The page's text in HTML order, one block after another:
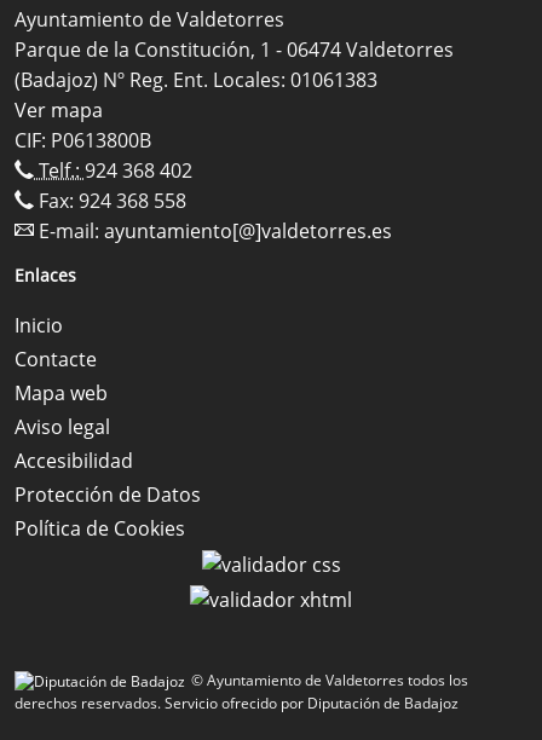
Ayuntamiento de Valdetorres
Parque de la Constitución, 1 - 06474 Valdetorres
(Badajoz) Nº Reg. Ent. Locales: 01061383
Ver mapa
CIF: P0613800B
Telf.: 924 368 402
Fax: 924 368 558
E-mail: ayuntamiento[@]valdetorres.es
Enlaces
Inicio
Contacte
Mapa web
Aviso legal
Accesibilidad
Protección de Datos
Política de Cookies
© Ayuntamiento de Valdetorres todos los
derechos reservados.Servicio ofrecido por Diputación de Badajoz